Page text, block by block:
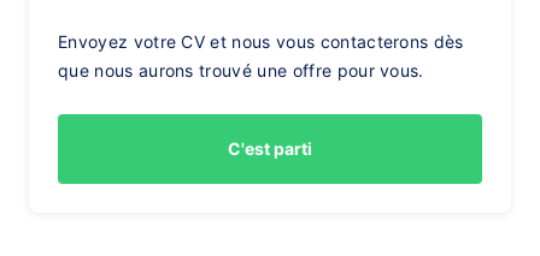
Envoyez votre CV et nous vous contacterons dès
que nous aurons trouvé une offre pour vous.
C'est parti